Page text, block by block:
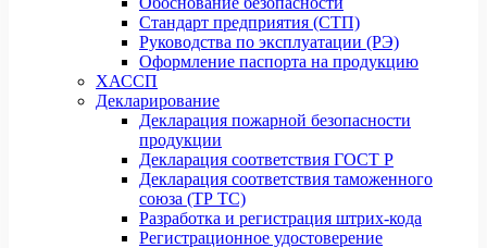
Стандарт предприятия (СТП)
Руководства по эксплуатации (РЭ)
Оформление паспорта на продукцию
ХАССП
Декларирование
Декларация пожарной безопасности
продукции
Декларация соответствия ГОСТ Р
Декларация соответствия таможенного
союза (ТР ТС)
Разработка и регистрация штрих-кода
Регистрационное удостоверение